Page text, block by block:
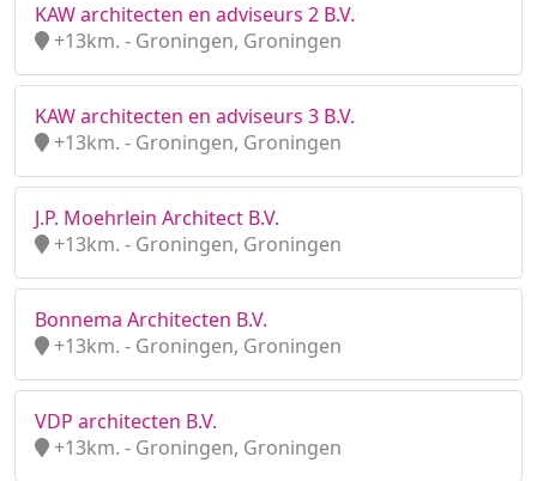
KAW architecten en adviseurs 2 B.V.
+13km. - Groningen, Groningen
KAW architecten en adviseurs 3 B.V.
+13km. - Groningen, Groningen
J.P. Moehrlein Architect B.V.
+13km. - Groningen, Groningen
Bonnema Architecten B.V.
+13km. - Groningen, Groningen
VDP architecten B.V.
+13km. - Groningen, Groningen